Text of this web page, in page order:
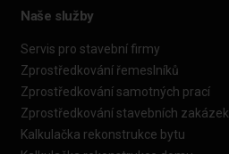
Naše služby
Servis pro stavební firmy
Zprostředkování řemeslníků
Zprostředkování samotných prací
Zprostředkování stavebních zakázek
Kalkulačka rekonstrukce bytu